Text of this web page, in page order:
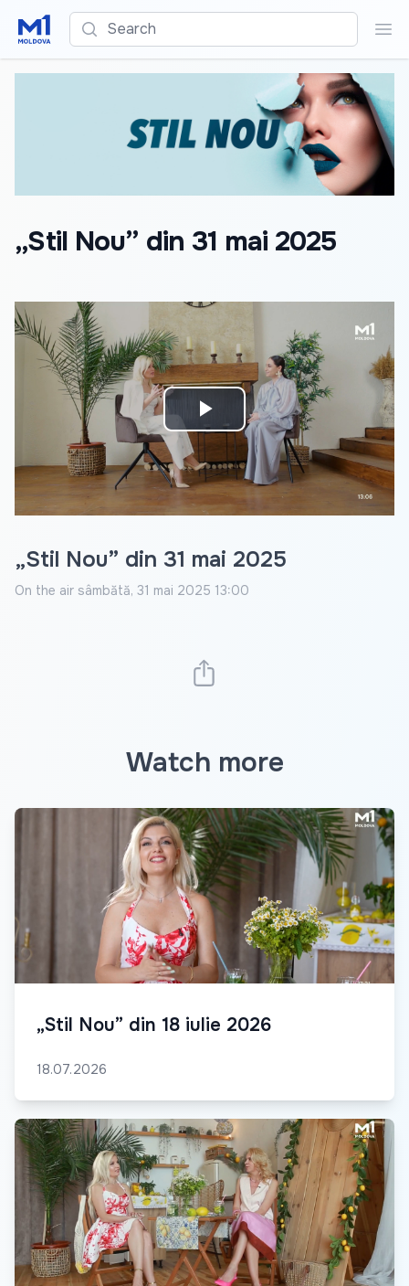
Search
„Stil Nou” din 31 mai 2025
Play
Video
„Stil Nou” din 31 mai 2025
On the air sâmbătă, 31 mai 2025 13:00
Watch more
„Stil Nou” din 18 iulie 2026
18.07.2026